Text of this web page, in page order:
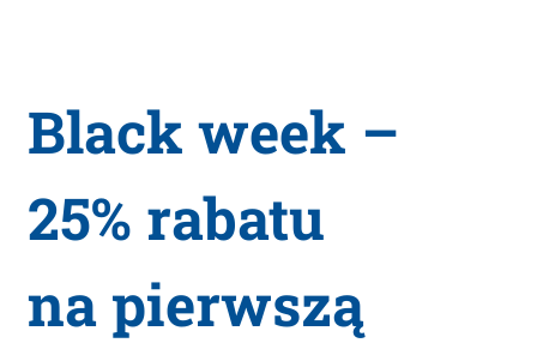
Black week –
25% rabatu
na pierwszą